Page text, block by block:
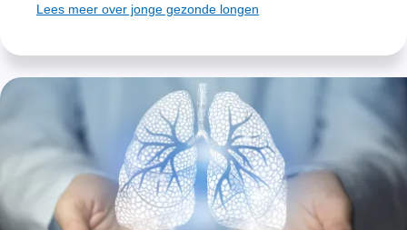
Lees meer over jonge gezonde longen